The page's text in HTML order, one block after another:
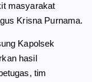
masyarakat
Krisna Purnama.
Kapolsek
hasil
tim